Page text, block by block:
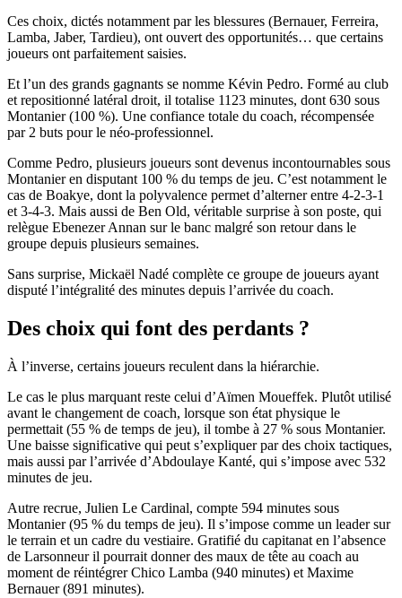
Ces choix, dictés notamment par les blessures (Bernauer, Ferreira,
Lamba, Jaber, Tardieu), ont ouvert des opportunités… que certains
joueurs ont parfaitement saisies.
Et l’un des grands gagnants se nomme Kévin Pedro. Formé au club
et repositionné latéral droit, il totalise 1123 minutes, dont 630 sous
Montanier (100 %). Une confiance totale du coach, récompensée
par 2 buts pour le néo-professionnel.
Comme Pedro, plusieurs joueurs sont devenus incontournables sous
Montanier en disputant 100 % du temps de jeu. C’est notamment le
cas de Boakye, dont la polyvalence permet d’alterner entre 4-2-3-1
et 3-4-3. Mais aussi de Ben Old, véritable surprise à son poste, qui
relègue Ebenezer Annan sur le banc malgré son retour dans le
groupe depuis plusieurs semaines.
Sans surprise, Mickaël Nadé complète ce groupe de joueurs ayant
disputé l’intégralité des minutes depuis l’arrivée du coach.
Des choix qui font des perdants ?
À l’inverse, certains joueurs reculent dans la hiérarchie.
Le cas le plus marquant reste celui d’Aïmen Moueffek. Plutôt utilisé
avant le changement de coach, lorsque son état physique le
permettait (55 % de temps de jeu), il tombe à 27 % sous Montanier.
Une baisse significative qui peut s’expliquer par des choix tactiques,
mais aussi par l’arrivée d’Abdoulaye Kanté, qui s’impose avec 532
minutes de jeu.
Autre recrue, Julien Le Cardinal, compte 594 minutes sous
Montanier (95 % du temps de jeu). Il s’impose comme un leader sur
le terrain et un cadre du vestiaire. Gratifié du capitanat en l’absence
de Larsonneur il pourrait donner des maux de tête au coach au
moment de réintégrer Chico Lamba (940 minutes) et Maxime
Bernauer (891 minutes).